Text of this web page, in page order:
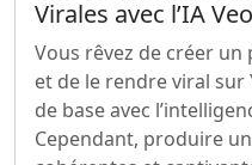
Virales avec l’IA
Vous rêvez de créer
et de le rendre viral sur
de base avec
Cependant, produire